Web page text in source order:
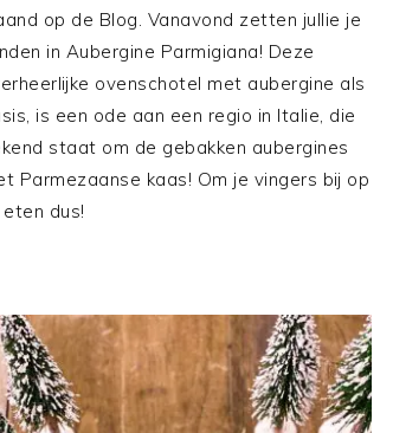
op de Blog. Vanavond zetten jullie je
in Aubergine Parmigiana! Deze
ovenschotel met aubergine als
is een ode aan een regio in Italie, die
staat om de gebakken aubergines
Parmezaanse kaas! Om je vingers bij op
dus!